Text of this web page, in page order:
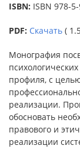
ISBN: ISBN 978-
PDF: Скачать (
Монография
профиля, с
реализации.
обосновать
правового и
реализации